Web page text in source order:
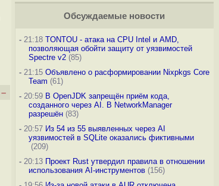
–
Обсуждаемые новости
-21:18 TONTOU - атака на CPU Intel и AMD,
позволяющая обойти защиту от уязвимостей
Spectre v2(85)
-21:15 Объявлено о расформировании Nixpkgs Core
Team (61)
-20:59 В OpenJDK запрещён приём кода,
созданного через AI. В NetworkManager
разрешён(83)
-20:57 Из 54 из 55 выявленных через AI
уязвимостей в SQLite оказались фиктивными
(209)
-20:13 Проект Rust утвердил правила в отношении
использования AI-инструментов(156)